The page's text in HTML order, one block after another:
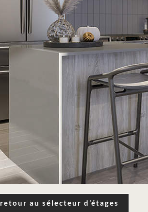
retour au sélecteur d’étages